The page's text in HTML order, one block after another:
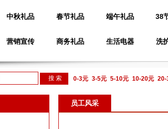
中秋礼品 春节礼品 端午礼品 38
营销宣传 商务礼品 生活电器 洗
0-3元 3-5元 5-10元 10-20元 20-
议或电话咨询
员工风采